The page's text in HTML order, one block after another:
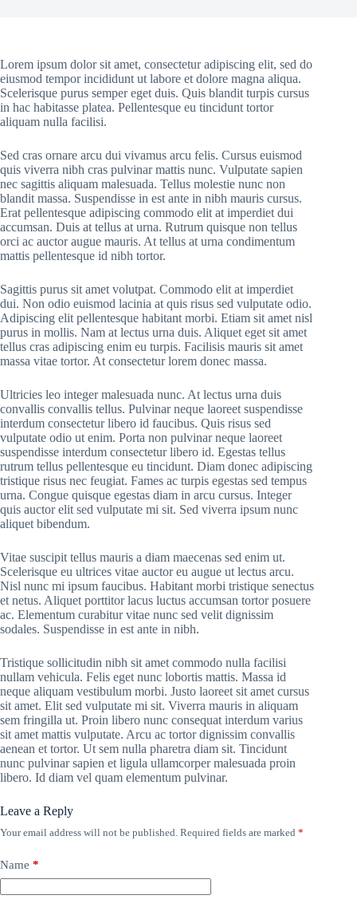
Lorem ipsum dolor sit amet, consectetur adipiscing elit, sed do
eiusmod tempor incididunt ut labore et dolore magna aliqua.
Scelerisque purus semper eget duis. Quis blandit turpis cursus
in hac habitasse platea. Pellentesque eu tincidunt tortor
aliquam nulla facilisi.
Sed cras ornare arcu dui vivamus arcu felis. Cursus euismod
quis viverra nibh cras pulvinar mattis nunc. Vulputate sapien
nec sagittis aliquam malesuada. Tellus molestie nunc non
blandit massa. Suspendisse in est ante in nibh mauris cursus.
Erat pellentesque adipiscing commodo elit at imperdiet dui
accumsan. Duis at tellus at urna. Rutrum quisque non tellus
orci ac auctor augue mauris. At tellus at urna condimentum
mattis pellentesque id nibh tortor.
Sagittis purus sit amet volutpat. Commodo elit at imperdiet
dui. Non odio euismod lacinia at quis risus sed vulputate odio.
Adipiscing elit pellentesque habitant morbi. Etiam sit amet nisl
purus in mollis. Nam at lectus urna duis. Aliquet eget sit amet
tellus cras adipiscing enim eu turpis. Facilisis mauris sit amet
massa vitae tortor. At consectetur lorem donec massa.
Ultricies leo integer malesuada nunc. At lectus urna duis
convallis convallis tellus. Pulvinar neque laoreet suspendisse
interdum consectetur libero id faucibus. Quis risus sed
vulputate odio ut enim. Porta non pulvinar neque laoreet
suspendisse interdum consectetur libero id. Egestas tellus
rutrum tellus pellentesque eu tincidunt. Diam donec adipiscing
tristique risus nec feugiat. Fames ac turpis egestas sed tempus
urna. Congue quisque egestas diam in arcu cursus. Integer
quis auctor elit sed vulputate mi sit. Sed viverra ipsum nunc
aliquet bibendum.
Vitae suscipit tellus mauris a diam maecenas sed enim ut.
Scelerisque eu ultrices vitae auctor eu augue ut lectus arcu.
Nisl nunc mi ipsum faucibus. Habitant morbi tristique senectus
et netus. Aliquet porttitor lacus luctus accumsan tortor posuere
ac. Elementum curabitur vitae nunc sed velit dignissim
sodales. Suspendisse in est ante in nibh.
Tristique sollicitudin nibh sit amet commodo nulla facilisi
nullam vehicula. Felis eget nunc lobortis mattis. Massa id
neque aliquam vestibulum morbi. Justo laoreet sit amet cursus
sit amet. Elit sed vulputate mi sit. Viverra mauris in aliquam
sem fringilla ut. Proin libero nunc consequat interdum varius
sit amet mattis vulputate. Arcu ac tortor dignissim convallis
aenean et tortor. Ut sem nulla pharetra diam sit. Tincidunt
nunc pulvinar sapien et ligula ullamcorper malesuada proin
libero. Id diam vel quam elementum pulvinar.
Leave a Reply
Your email address will not be published. Required fields are marked *
Name *